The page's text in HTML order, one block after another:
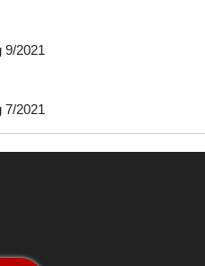
9/2021
7/2021